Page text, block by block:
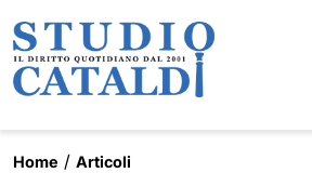
Home Articoli